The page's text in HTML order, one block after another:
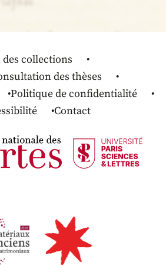
des collections
des thèses
Politique de confidentialité
Contact